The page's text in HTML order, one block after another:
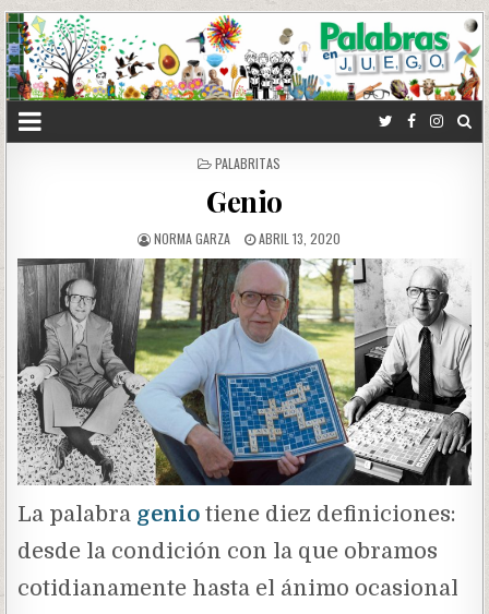
POSTED
PALABRITAS
Genio
NORMA GARZA ABRIL 13, 2020
La palabra genio tiene diez definiciones:
desde la condición con la que obramos
cotidianamente hasta el ánimo ocasional